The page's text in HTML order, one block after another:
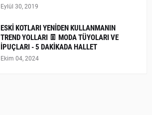
Eylül 30, 2019
ESKİ KOTLARI YENİDEN KULLANMANIN
TREND YOLLARI 👖 MODA TÜYOLARI VE
İPUÇLARI - 5 DAKİKADA HALLET
Ekim 04, 2024